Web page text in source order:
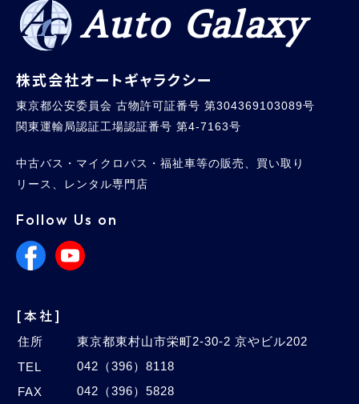
Auto Galaxy
株式会社オートギャラクシー
東京都公安委員会 古物許可証番号 第304369103089号
関東運輸局認証工場認証番号 第4-7163号
中古バス・マイクロバス・福祉車等の販売、買い取り
リース、レンタル専門店
Follow Us on
[本社]
住所
東京都東村山市栄町2-30-2 京やビル202
TEL
042（396）8118
FAX
042（396）5828